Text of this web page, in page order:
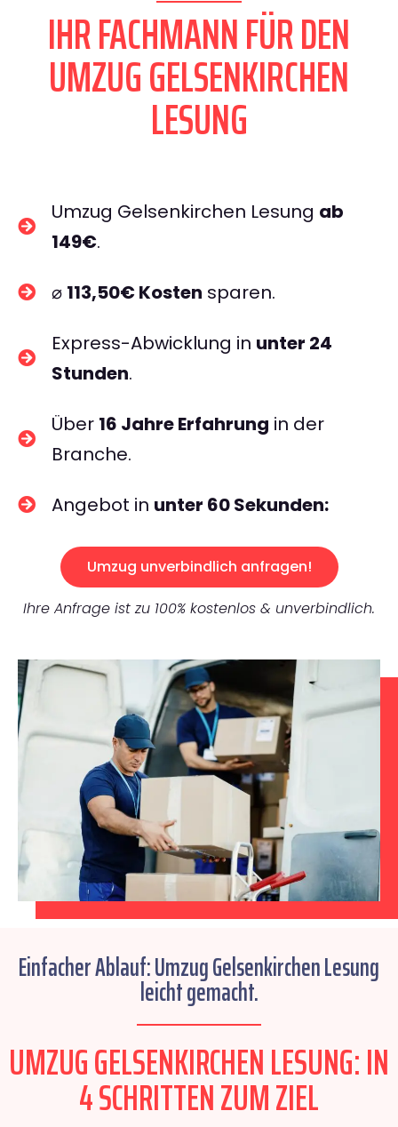
IHR FACHMANN FÜR DEN
UMZUG GELSENKIRCHEN
LESUNG
Umzug Gelsenkirchen Lesung ab
149€.
⌀ 113,50€ Kosten sparen.
Express-Abwicklung in unter 24
Stunden.
Über 16 Jahre Erfahrung in der
Branche.
Angebot in unter 60 Sekunden:
Umzug unverbindlich anfragen!
Ihre Anfrage ist zu 100% kostenlos & unverbindlich.
Einfacher Ablauf: Umzug Gelsenkirchen Lesung
leicht gemacht.
UMZUG GELSENKIRCHEN LESUNG: IN
4 SCHRITTEN ZUM ZIEL